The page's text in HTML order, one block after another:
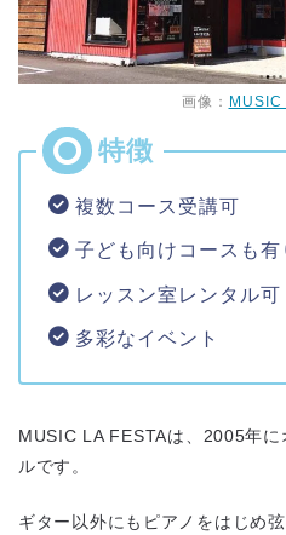
画像： MUSIC
複数コース受講可
子ども向けコースも有
レッスン室レンタル可
多彩なイベント
MUSIC LA FESTAは、2005年
ルです。
ギター以外にもピアノをはじめ